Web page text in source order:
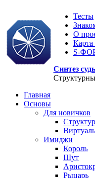
Тесты
О
Карта
S-
Синтез
Главная
Основы
Для новичков
Имиджи
Король
Шут
Рыцарь